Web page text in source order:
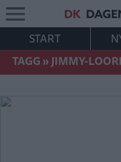
START
TAGG»JIMMY-